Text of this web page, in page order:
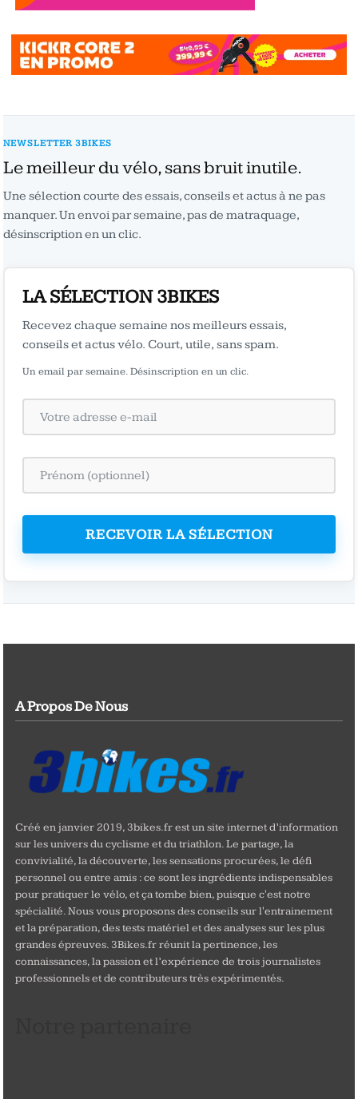
NEWSLETTER 3BIKES
Le meilleur du vélo, sans bruit inutile.
Une sélection courte des essais, conseils et actus à ne pas
manquer. Un envoi par semaine, pas de matraquage,
désinscription en un clic.
LA SÉLECTION 3BIKES
Recevez chaque semaine nos meilleurs essais,
conseils et actus vélo. Court, utile, sans spam.
Un email par semaine. Désinscription en un clic.
RECEVOIR LA SÉLECTION
A Propos De Nous
Créé en janvier 2019, 3bikes.fr est un site internet d’information
sur les univers du cyclisme et du triathlon. Le partage, la
convivialité, la découverte, les sensations procurées, le défi
personnel ou entre amis : ce sont les ingrédients indispensables
pour pratiquer le vélo, et ça tombe bien, puisque c'est notre
spécialité. Nous vous proposons des conseils sur l'entrainement
et la préparation, des tests matériel et des analyses sur les plus
grandes épreuves. 3Bikes.fr réunit la pertinence, les
connaissances, la passion et l’expérience de trois journalistes
professionnels et de contributeurs très expérimentés.